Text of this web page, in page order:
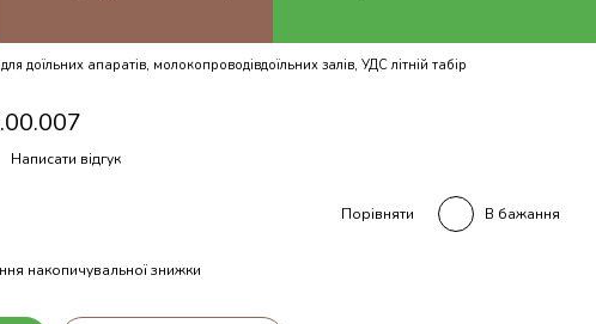
доїльних апаратів, молокопроводівдоїльних залів, УДС літній табір
Написати відгук
Порівняти В бажання
накопичувальної знижки